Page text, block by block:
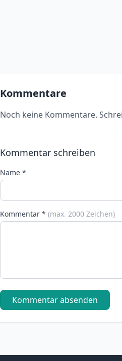
Kommentare
Noch keine Kommentare.
Kommentar schreiben
Name *
Kommentar * (max. 2000 Zeichen)
Kommentar absenden